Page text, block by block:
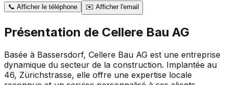
📞 Afficher le téléphone ✉️ Afficher l'email
Présentation de Cellere Bau AG
Basée à Bassersdorf, Cellere Bau AG est une entreprise
dynamique du secteur de la construction. Implantée au
46, Zürichstrasse, elle offre une expertise locale